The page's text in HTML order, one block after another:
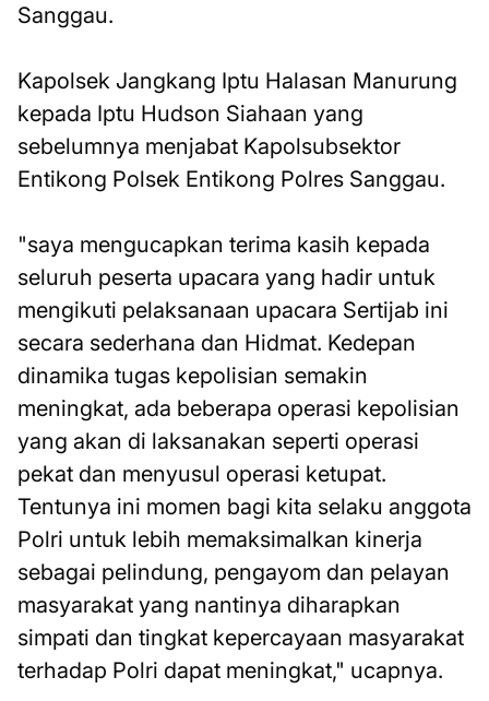
Sanggau.
Kapolsek Jangkang Iptu Halasan Manurung
kepada Iptu Hudson Siahaan yang
sebelumnya menjabat Kapolsubsektor
Entikong Polsek Entikong Polres Sanggau.
"saya mengucapkan terima kasih kepada
seluruh peserta upacara yang hadir untuk
mengikuti pelaksanaan upacara Sertijab ini
secara sederhana dan Hidmat. Kedepan
dinamika tugas kepolisian semakin
meningkat, ada beberapa operasi kepolisian
yang akan di laksanakan seperti operasi
pekat dan menyusul operasi ketupat.
Tentunya ini momen bagi kita selaku anggota
Polri untuk lebih memaksimalkan kinerja
sebagai pelindung, pengayom dan pelayan
masyarakat yang nantinya diharapkan
simpati dan tingkat kepercayaan masyarakat
terhadap Polri dapat meningkat," ucapnya.